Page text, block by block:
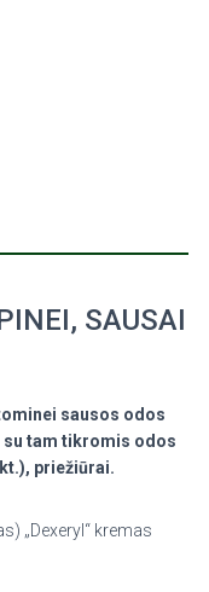
SAUSAI
sausos odos
su tam tikromis odos
priežiūrai.
„Dexeryl“ kremas